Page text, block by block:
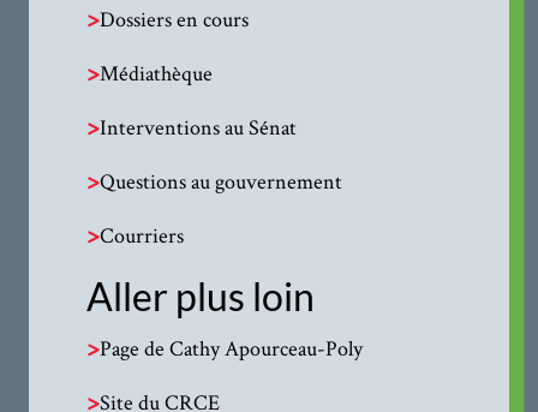
>Dossiers en cours
>Médiathèque
>Interventions au Sénat
>Questions au gouvernement
>Courriers
Aller plus loin
>Page de Cathy Apourceau-Poly
>Site du CRCE